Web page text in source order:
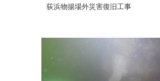
荻浜物揚場外災害復旧工事